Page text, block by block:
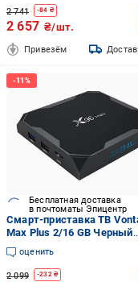
2 741 -84 ₴
2 657 ₴/шт.
Привезём
Бесплатная доставка
в почтоматы Эпицентр
Cмарт-приставка ТВ
Max Plus 2/16 GB Черный
(c983cbf7)
оценить
2 099 -232₴